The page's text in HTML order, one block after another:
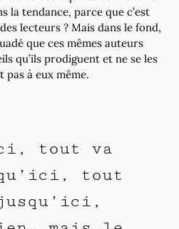
la tendance, parce que c’est
lecteurs ? Mais dans le fond,
que ces mêmes auteurs
qu’ils prodiguent et ne se les
à eux même.
tout va
tout